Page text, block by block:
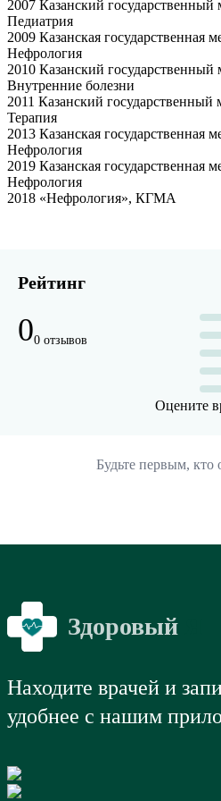
2007 Казанский
Педиатрия
2009 Казанская государственная
Нефрология
2010 Казанский
Внутренние болезни
2011 Казанский
Терапия
2013 Казанская государственная
Нефрология
2019 Казанская государственная
Нефрология
2018 «Нефрология», КГМА
Рейтинг
00 отзывов
Оцените
Будьте первым, кто
Здоровый
Находите врачей и
удобнее с нашим